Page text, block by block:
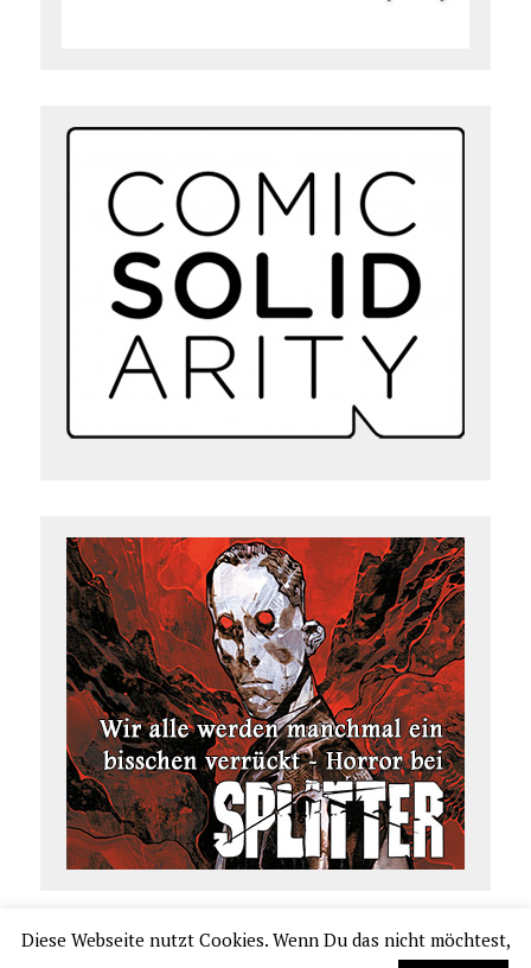
Diese Webseite nutzt Cookies. Wenn Du das nicht möchtest,